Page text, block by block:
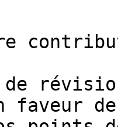
de
faveur